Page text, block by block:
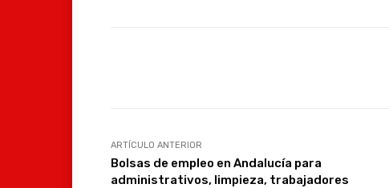
ARTÍCULO ANTERIOR
Bolsas de empleo en Andalucía para
administrativos, limpieza, trabajadores